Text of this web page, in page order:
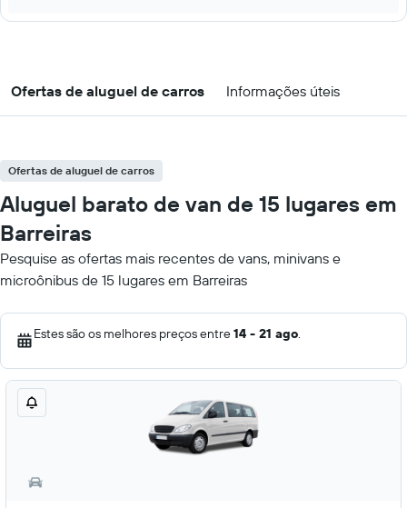
Ofertas de aluguel de carros Informações úteis
Ofertas de aluguel de carros
Aluguel barato de van de 15 lugares em
Barreiras
Pesquise as ofertas mais recentes de vans, minivans e
microônibus de 15 lugares em Barreiras
Estes são os melhores preços entre14 - 21 ago.